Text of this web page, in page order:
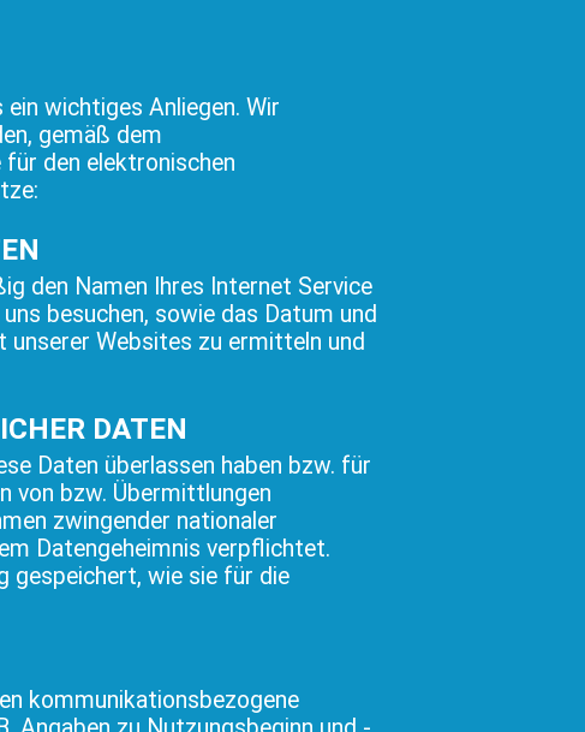
wichtiges Anliegen. Wir
gemäß dem
den elektronischen
den Namen Ihres Internet Service
besuchen, sowie das Datum und
unserer Websites zu ermitteln und
DATEN
Daten überlassen haben bzw. für
von bzw. Übermittlungen
zwingender nationaler
Datengeheimnis verpflichtet.
gespeichert, wie sie für die
kommunikationsbezogene